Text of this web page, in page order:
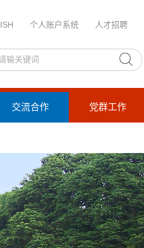
个人账户系统 人才招聘
交流合作 党群工作